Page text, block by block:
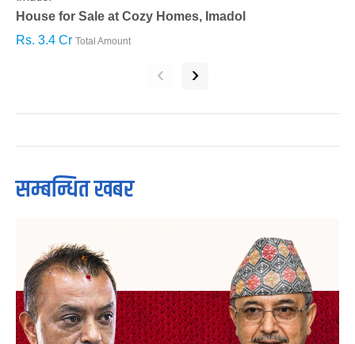
House for Sale at Cozy Homes, Imadol
Rs. 3.4 Cr Total Amount
‹ ›
सम्बन्धित खबर